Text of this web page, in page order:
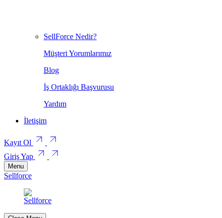
SellForce Nedir?
Müşteri Yorumlarımız
Blog
İş Ortaklığı Başvurusu
Yardım
İletişim
Kayıt Ol
Giriş Yap
Menu
Sellforce